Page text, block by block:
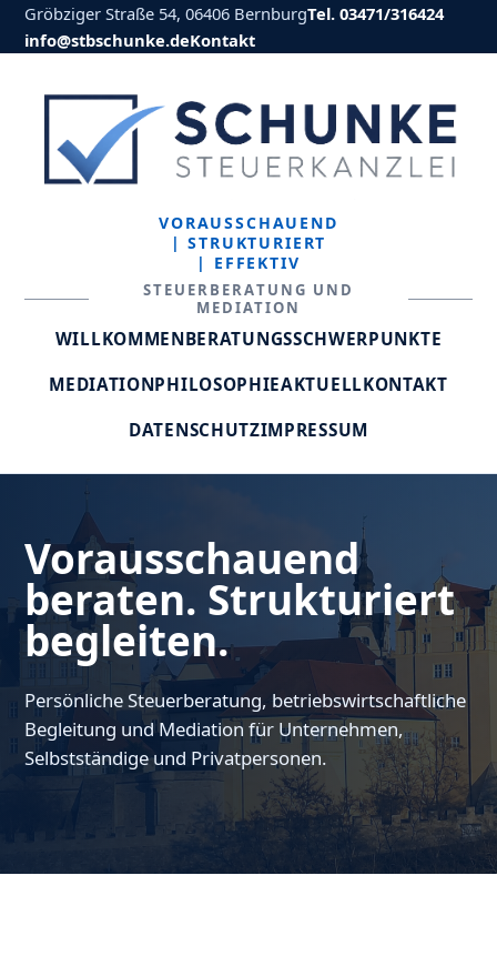
Gröbziger Straße 54, 06406 BernburgTel. 03471/316424
info@stbschunke.deKontakt
VORAUSSCHAUEND
| STRUKTURIERT
| EFFEKTIV
STEUERBERATUNG UND
MEDIATION
WILLKOMMENBERATUNGSSCHWERPUNKTE
MEDIATIONPHILOSOPHIEAKTUELLKONTAKT
DATENSCHUTZIMPRESSUM
Vorausschauend
beraten. Strukturiert
begleiten.
Persönliche Steuerberatung, betriebswirtschaftliche
Begleitung und Mediation für Unternehmen,
Selbstständige und Privatpersonen.